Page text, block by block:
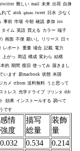
難しい mail 未来 出荷 自身
れて atok iphoto tweet 日水 少なく
事前 市場 今朝 確認 参加 ios
タイム 英語 買える カラー 端子
画面 不便 願いし リリース
日々
レポート 重量 場合 記載 電力
上がっ 周辺 構成 変わら 結構
的 期間 復旧 使ってみ 届きまし
います 新macbook 状態 米国
カメ rtfrom 送料無料 うと思って
ストレス 光学ドライブ プリンタ ddr
効果 インストールする 調べて
です
感情
強度
描写
総量
装飾
量
0.032 0.534
0.214